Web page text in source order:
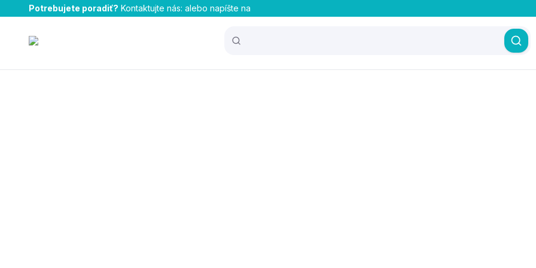
Potrebujete poradiť? Kontaktujte nás: alebo napíšte na